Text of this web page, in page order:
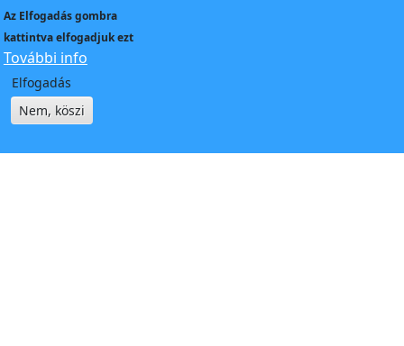
Az Elfogadásgombra
kattintva elfogadjuk ezt
További info
Elfogadás
Nem, köszi